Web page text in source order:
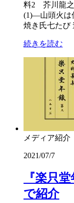
料2 芥川龍
(1)―山頭火は
焼き氏七た
続きを読む
メディア紹介
2021/07/7
『楽只
で紹介